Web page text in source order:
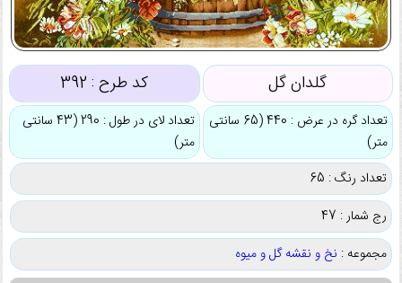
گلدان گل کد طرح : 392
تعداد گره در عرض : 440 (65 سانتی
متر)
تعداد لای در طول : 290 (43 سانتی
متر)
تعداد رنگ : 65
رج شمار : 47
مجموعه : نخ و نقشه گل و میوه